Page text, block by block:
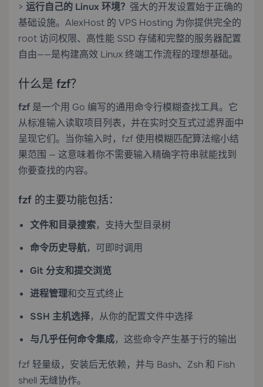
> 运行自己的 Linux 环境？ 强大的开发设置始于正确的
基础设施。AlexHost 的 VPS Hosting 为你提供完全的
root 访问权限、高性能 SSD 存储和完整的服务器配置
自由——是构建高效 Linux 终端工作流程的理想基础。
什么是 fzf？
fzf 是一个用 Go 编写的通用命令行模糊查找工具。它
从标准输入读取项目列表，并在实时交互式过滤界面中
呈现它们。当你输入时，fzf 使用模糊匹配算法缩小结
果范围 — 这意味着你不需要输入精确字符串就能找到
你要查找的内容。
fzf 的主要功能包括：
文件和目录搜索，支持大型目录树
命令历史导航，可即时调用
Git 分支和提交浏览
进程管理和交互式终止
SSH 主机选择，从你的配置文件中选择
与几乎任何命令集成，这些命令产生基于行的输出
fzf 轻量级，安装后无依赖，并与 Bash、Zsh 和 Fish
shell 无缝协作。